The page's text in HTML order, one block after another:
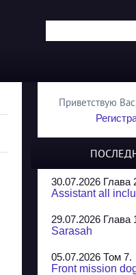
Приветствую Вас
30.07.2026 Глава
Assistant all
29.07.2026 Глава
Sarasah
05.07.2026 Том 7.
Front mission